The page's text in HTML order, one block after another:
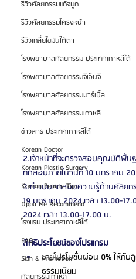
รีวิวศัลยกรรมแก้จมูก
รีวิวศัลยกรรมโครงหน้า
รีวิวเกลี่ยไขมันใต้ตา
โรงพยาบาลศัลยกรรม ประเทศเกาหลีใต้
โรงพยาบาลศัลยกรรมจีเอ็นจี
โรงพยาบาลศัลยกรรมมาร์เบิ้ล
โรงพยาบาลศัลยกรรมเกาหลี
ข่าวสาร ประเทศเกาหลีใต้
Korean Doctor
Korean Plastic Surgery
Korean Beauty Tips
Oppa Me Recommend
โรงแรม ประเทศเกาหลีใต้
FAQ
Skin & Promotion
2.เจ้าหน้าที่จะตรวจสอบคุณบัติพื้นฐ
ทดสอบภายในวันที่ 10 มกราคม
3.ทำแบบทดสอบความรู้ด้านศัลยก
19 มกราคม 2024 เวลา 13.00-
2024 เวลา 13.00-17.00 น.
สิทธิประโยชน์ของโปรแกรม
ขายโปรโมชั่นผ่อน 0% ให้กับ
ธรรมเนียม